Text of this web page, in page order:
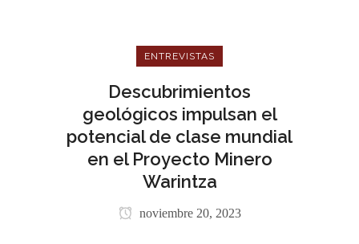
ENTREVISTAS
Descubrimientos
geológicos impulsan el
potencial de clase mundial
en el Proyecto Minero
Warintza
noviembre 20, 2023